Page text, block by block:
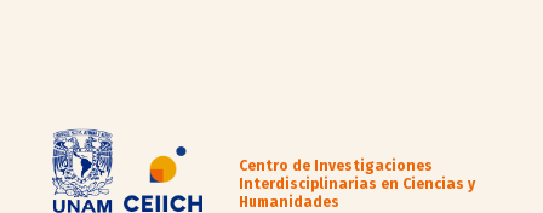
Centro de Investigaciones
Interdisciplinarias en Ciencias y
Humanidades